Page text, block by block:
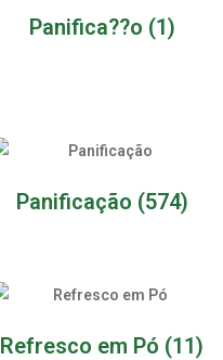
Panifica??o (1)
Panificação (574)
Refresco em Pó (11)